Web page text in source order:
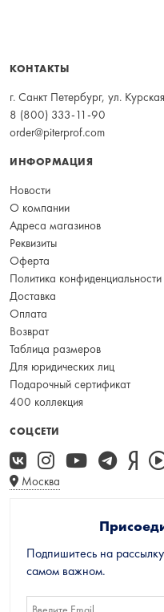
КОНТАКТЫ
г. Санкт Петербург, ул.
8 (800) 333-11-90
order@piterprof.com
ИНФОРМАЦИЯ
Новости
О компании
Адреса магазинов
Реквизиты
Оферта
Политика конфиденциальности
Доставка
Оплата
Возврат
Таблица размеров
Для юридических лиц
Подарочный сертификат
400 коллекция
СОЦСЕТИ
Москва
Подпишитесь на
самом важном.